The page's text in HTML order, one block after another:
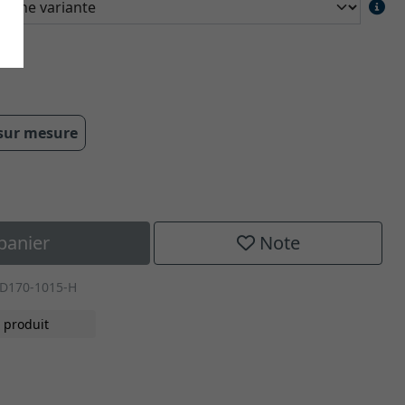
mesure
Note
1015-H
produit